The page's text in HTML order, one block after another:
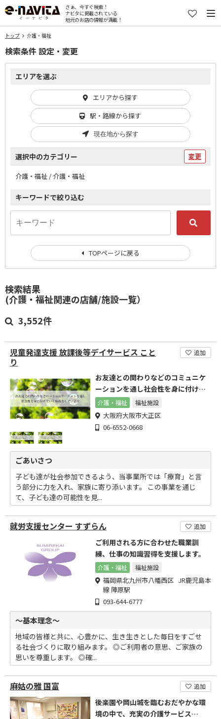
さぁ、今すぐ検索！
ナビタに掲載されている
地元のお店の情報が満載！
トップ 介護・福祉
検索結果
(介護・福祉関連の店舗/施設一覧）
3,552件
児童発達支援 放課後等デイサービス こと
り
追加
お友達との関わりなどのコミュニケ
ーションを通し社会性を身に付けて
いく療育をしています。
介護・福祉 福祉施設
大阪府大阪市大正区
06-6552-0668
ごあいさつ
子ども達が社会参加できるよう、当事業所では「療育」と言
う部分に力を入れ、家族に寄り添います。 この事業を通じ
て、子ども達の可能性を見...
就労支援センター すずらん 追加
ご利用される方に合わせた職業訓
練、仕事の知識習得を支援します。
介護・福祉 福祉施設
福岡県北九州市八幡西区 JR鹿児島本
線 陣原駅
093-644-6777
～基本理念～
地域の皆様と共に、心豊かに、生き生きとした毎日をすごせ
る社会づくりに取り組みます。 ◎ご利用者の意思、ご家族の
思いを尊重します。 ◎確...
麻姑の雅 国富 追加
後楽園や岡山城を臨むおだやかな環
境の中で、充実の介護サービス
検索条件 設定・変更
エリアを選ぶ
エリアから探す
駅・路線から探す
現在地から探す
選択中のカテゴリー 変更
介護・福祉 / 介護・福祉
キーワードで絞り込む
TOPページに戻る